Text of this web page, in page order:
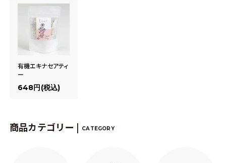
有機エキナセアティ
ー
648円(税込)
商品カテゴリー | CATEGORY